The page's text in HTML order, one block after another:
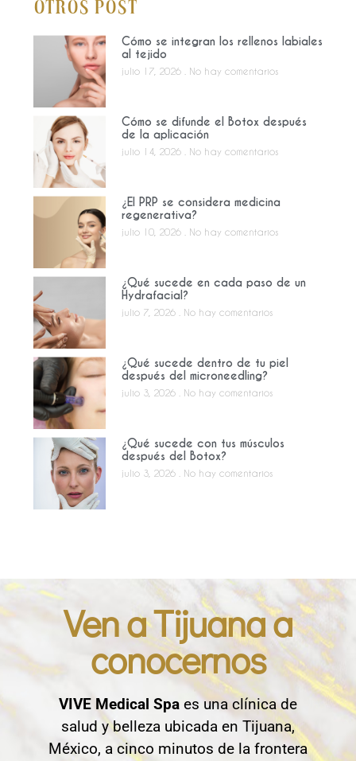
Otros Post
Cómo se integran los rellenos labiales
al tejido
julio 17, 2026 No hay comentarios
Cómo se difunde el Botox después
de la aplicación
julio 14, 2026 No hay comentarios
¿El PRP se considera medicina
regenerativa?
julio 10, 2026 No hay comentarios
¿Qué sucede en cada paso de un
Hydrafacial?
julio 7, 2026 No hay comentarios
¿Qué sucede dentro de tu piel
después del microneedling?
julio 3, 2026 No hay comentarios
¿Qué sucede con tus músculos
después del Botox?
julio 3, 2026 No hay comentarios
Ven a Tijuana a
conocernos
VIVE Medical Spa es una clínica de
salud y belleza ubicada en Tijuana,
México, a cinco minutos de la frontera